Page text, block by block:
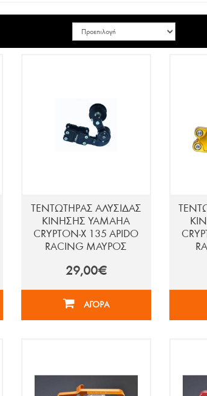
ΤΕΝΤΩΤΗΡΑΣ ΑΛΥΣΙΔΑΣ
ΚΙΝΗΣΗΣ YAMAHA
CRYPTON-X 135 APIDO
RACING ΜΑΥΡΟΣ
29,00€
ΑΓΟΡΑ